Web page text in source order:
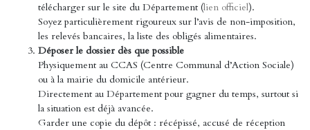
télécharger sur le site du Département (lien officiel).
Soyez particulièrement rigoureux sur l’avis de non-imposition,
les relevés bancaires, la liste des obligés alimentaires.
Déposer le dossier dès que possible
Physiquement au CCAS (Centre Communal d’Action Sociale)
ou à la mairie du domicile antérieur.
Directement au Département pour gagner du temps, surtout si
la situation est déjà avancée.
Garder une copie du dépôt : récépissé, accusé de réception